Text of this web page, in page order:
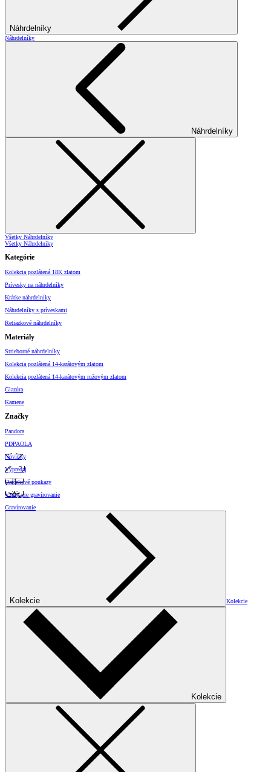
Náhrdelníky
Náhrdelníky
Náhrdelníky
Všetky Náhrdelníky
Všetky Náhrdelníky
Kategórie
Kolekcia pozlátená 18K zlatom
Prívesky na náhrdelníky
Krátke náhrdelníky
Náhrdelníky s príveskami
Retiazkové náhrdelníky
Materiály
Strieborné náhrdelníky
Kolekcia pozlátená 14-karátovým zlatom
Kolekcia pozlátená 14-karátovým ružovým zlatom
Glazúra
Kamene
Značky
Pandora
PDPAOLA
Novinky
Výpredaj
Darčekové poukazy
Vzory pre gravírovanie
Gravírovanie
Kolekcie Kolekcie
Kolekcie